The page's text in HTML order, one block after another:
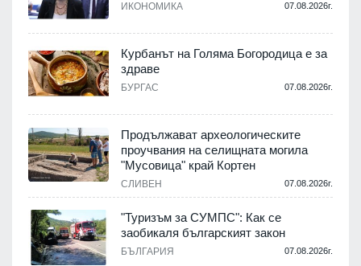
ИКОНОМИКА 07.08.2026г.
Курбанът на Голяма Богородица е за
здраве
БУРГАС 07.08.2026г.
Продължават археологическите
проучвания на селищната могила
"Мусовица" край Кортен
СЛИВЕН 07.08.2026г.
"Туризъм за СУМПС": Как се
заобикаля българският закон
БЪЛГАРИЯ 07.08.2026г.